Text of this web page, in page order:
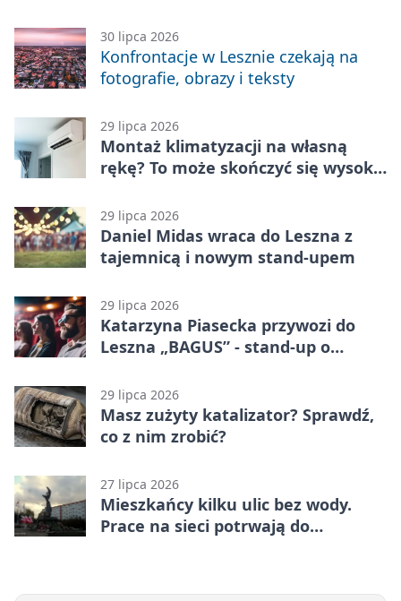
30 lipca 2026
Konfrontacje w Lesznie czekają na
fotografie, obrazy i teksty
29 lipca 2026
Montaż klimatyzacji na własną
rękę? To może skończyć się wysoką
29 lipca 2026
Daniel Midas wraca do Leszna z
tajemnicą i nowym stand-upem
29 lipca 2026
Katarzyna Piasecka przywozi do
Leszna „BAGUS” - stand-up o
29 lipca 2026
Masz zużyty katalizator? Sprawdź,
co z nim zrobić?
27 lipca 2026
Mieszkańcy kilku ulic bez wody.
Prace na sieci potrwają do